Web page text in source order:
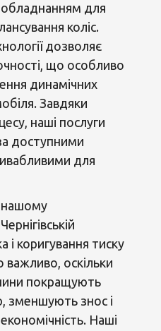
для
коліс.
дозволяє
що особливо
динамічних
Завдяки
наші послуги
доступними
для
нашому
і коригування тиску
оскільки
покращують
зменшують знос і
Наші